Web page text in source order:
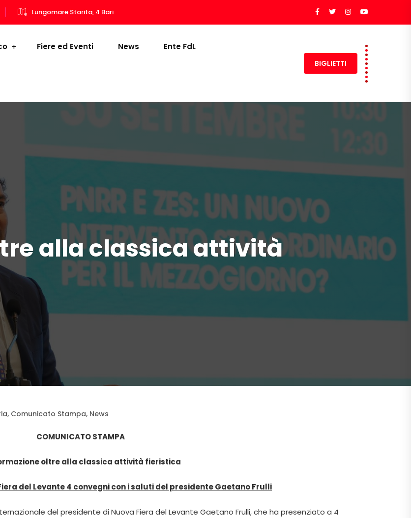
Lungomare Starita, 4 Bari
Fiere ed Eventi News Ente FdL
BIGLIETTI
alla classica attività
, Comunicato Stampa, News
COMUNICATO STAMPA
oltre alla classica attività fieristica
del Levante 4 convegni con i saluti del presidente Gaetano Frulli
del presidente di Nuova Fiera del Levante Gaetano Frulli, che ha presenziato a 4